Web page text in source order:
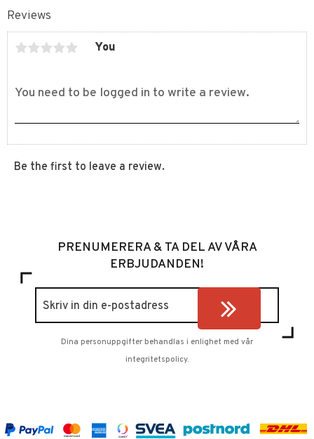
Reviews
You
Be the first to leave a review.
PRENUMERERA & TA DEL AV VÅRA
ERBJUDANDEN!
Dina personuppgifter behandlas i enlighet med vår
integritetspolicy.